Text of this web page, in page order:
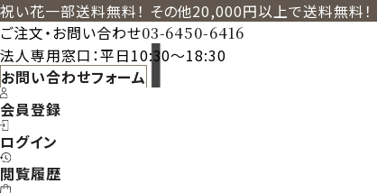
祝い花一部送料無料！ その他20,000円以上で送料無料！
ご注文・お問い合わせ03-6450-6416
法人専用窓口：平日10:30～18:30
お問い合わせフォーム
会員登録
ログイン
閲覧履歴